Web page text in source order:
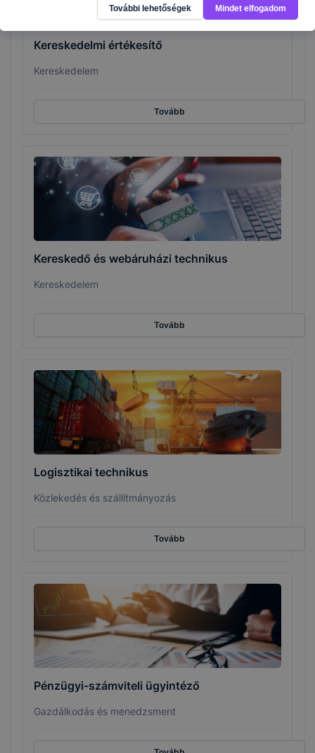
Kereskedelmi értékesítő
Kereskedelem
Tovább
Kereskedő és webáruházi technikus
Kereskedelem
Tovább
Logisztikai technikus
Közlekedés és szállítmányozás
Tovább
Pénzügyi-számviteli ügyintéző
Gazdálkodás és menedzsment
További lehetőségek Mindet elfogadom